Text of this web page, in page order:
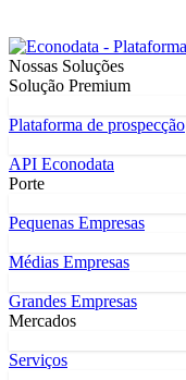
Nossas Soluções
Solução Premium
Plataforma de prospecção
API Econodata
Porte
Pequenas Empresas
Médias Empresas
Grandes Empresas
Mercados
Serviços